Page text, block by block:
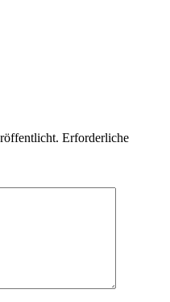
Erforderliche